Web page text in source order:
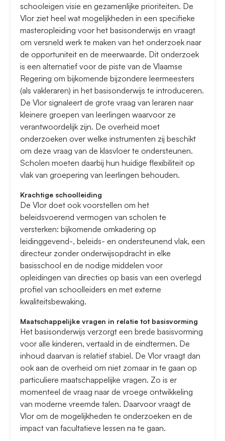
schooleigen visie en gezamenlijke prioriteiten. De
Vlor ziet heel wat mogelijkheden in een specifieke
masteropleiding voor het basisonderwijs en vraagt
om versneld werk te maken van het onderzoek naar
de opportuniteit en de meerwaarde. Dit onderzoek
is een alternatief voor de piste van de Vlaamse
Regering om bijkomende bijzondere leermeesters
(als vakleraren) in het basisonderwijs te introduceren.
De Vlor signaleert de grote vraag van leraren naar
kleinere groepen van leerlingen waarvoor ze
verantwoordelijk zijn. De overheid moet
onderzoeken over welke instrumenten zij beschikt
om deze vraag van de klasvloer te ondersteunen.
Scholen moeten daarbij hun huidige flexibiliteit op
vlak van groepering van leerlingen behouden.
Krachtige schoolleiding
De Vlor doet ook voorstellen om het
beleidsvoerend vermogen van scholen te
versterken: bijkomende omkadering op
leidinggevend-, beleids- en ondersteunend vlak, een
directeur zonder onderwijsopdracht in elke
basisschool en de nodige middelen voor
opleidingen van directies op basis van een overlegd
profiel van schoolleiders en met externe
kwaliteitsbewaking.
Maatschappelijke vragen in relatie tot basisvorming
Het basisonderwijs verzorgt een brede basisvorming
voor alle kinderen, vertaald in de eindtermen. De
inhoud daarvan is relatief stabiel. De Vlor vraagt dan
ook aan de overheid om niet zomaar in te gaan op
particuliere maatschappelijke vragen. Zo is er
momenteel de vraag naar de vroege ontwikkeling
van moderne vreemde talen. Daarvoor vraagt de
Vlor om de mogelijkheden te onderzoeken en de
impact van facultatieve lessen na te gaan.